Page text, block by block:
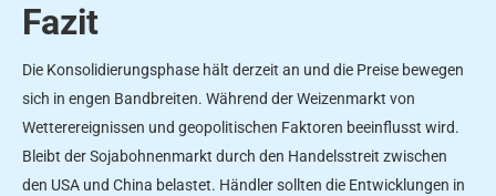
Fazit
Die Konsolidierungsphase hält derzeit an und die Preise bewegen
sich in engen Bandbreiten. Während der Weizenmarkt von
Wetterereignissen und geopolitischen Faktoren beeinflusst wird.
Bleibt der Sojabohnenmarkt durch den Handelsstreit zwischen
den USA und China belastet. Händler sollten die Entwicklungen in